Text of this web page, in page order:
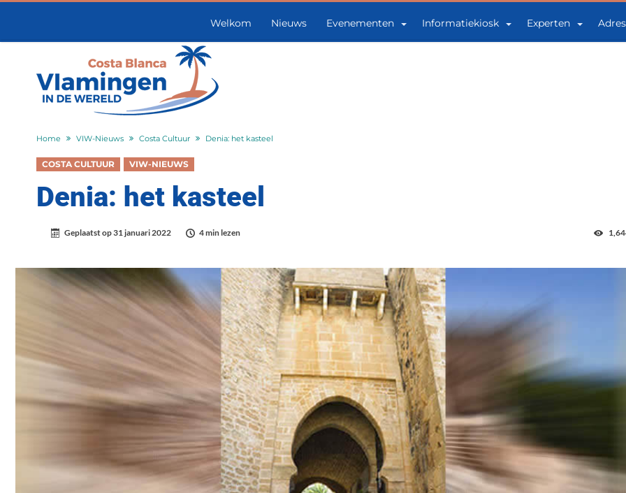
Welkom Nieuws Evenementen Informatiekiosk Experten
Home VIW-Nieuws Costa Cultuur Denia: het kasteel
COSTA CULTUUR VIW-NIEUWS
Denia: het kasteel
Geplaatst op31 januari 2022 4 min lezen